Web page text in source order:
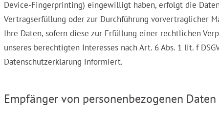
Device-Fingerprinting) eingewilligt haben, erfolgt die
Vertragserfüllung oder zur Durchführung vorvertraglicher
Ihre Daten, sofern diese zur Erfüllung einer rechtlichen
unseres berechtigten Interesses nach Art. 6 Abs. 1 lit. f
Datenschutzerklärung informiert.
Empfänger von personenbezogenen Daten